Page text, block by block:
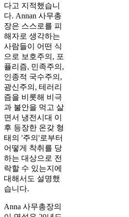
다고 지적했습니
다. Annan 사무총
장은 스스로를 피
해자로 생각하는
사람들이 어떤 식
으로 보호주의, 포
퓰리즘, 민족주의,
인종적 국수주의,
광신주의, 테러리
즘을 비롯해 비극
과 불안을 먹고 살
면서 냉전시대 이
후 등장한 온갖 형
태의 '주의'로부터
어떻게 착취를 당
하는 대상으로 전
락할 수 있는지에
대해서도 설명했
습니다.
Anna 사무총장의